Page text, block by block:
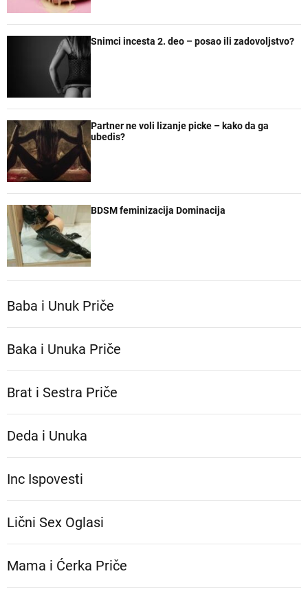
Snimci incesta 2. deo – posao ili zadovoljstvo?
Partner ne voli lizanje picke – kako da ga
ubedis?
BDSM feminizacija Dominacija
Baba i Unuk Priče
Baka i Unuka Pričе
Brat i Sestra Priče
Deda i Unuka
Inc Ispovesti
Lični Sex Oglasi
Mama i Ćerka Priče